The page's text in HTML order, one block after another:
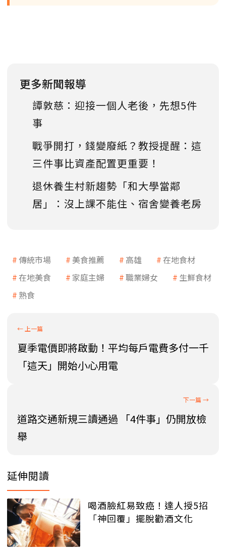
更多新聞報導
譚敦慈：迎接一個人老後，先想5件
事
戰爭開打，錢變廢紙？教授提醒：這
三件事比資產配置更重要！
退休養生村新趨勢「和大學當鄰
居」：沒上課不能住、宿舍變養老房
傳統市場 美食推薦 高雄
在地食材
在地美食
家庭主婦 職業婦女
生鮮食材
熟食
夏季電價即將啟動！平均每戶電費多付一千
「這天」開始小心用電
道路交通新規三讀通過 「4件事」仍開放檢
舉
延伸閱讀
喝酒臉紅易致癌！達人授5招
「神回覆」擺脫勸酒文化